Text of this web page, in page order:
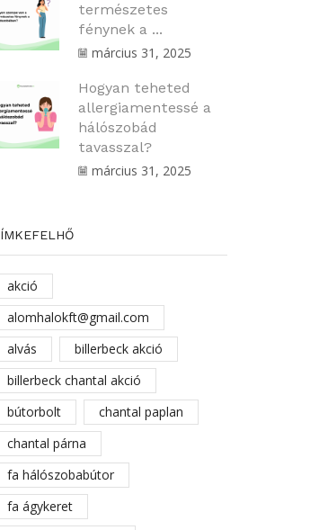
természetes
fénynek a ...
március 31, 2025
Hogyan teheted
allergiamentessé a
hálószobád
tavasszal?
március 31, 2025
akció
alomhalokft@gmail.com
alvás
billerbeck akció
billerbeck chantal akció
bútorbolt
chantal paplan
chantal párna
fa hálószobabútor
fa ágykeret